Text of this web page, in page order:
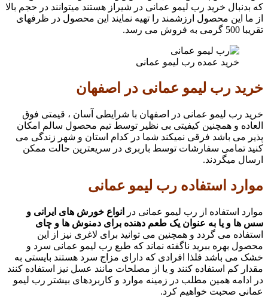
که بدنبال خرید رب لیمو عمانی در شیراز هستند میتوانند در حجم بالا
از ما این محصول ارزشمند را تهیه نمایند این محصول در ظرفهای
تقریبا 500 گرمی به فروش می رسد.
خرید عمده رب لیمو عمانی
خرید رب لیمو عمانی در اصفهان
خرید رب لیمو عمانی در اصفهان با شرایطی آسان ، قیمتی فوق
العاده و همچنین کیفیتی بی نظیر توسط تیم محصول سالم امکان
پذیر می باشد فرقی نمیکند شما در کدام استان و شهر زندگی می
کنید تمامی سفارشات توسط باربری در سریعترین حالت ممکن
ارسال میگردند.
موارد استفاده رب لیمو عمانی
موارد استفاده از رب لیمو عمانی در
انواع خورش های ایرانی و
سس ها و یا به عنوان یک طعم دهنده برای دمنوش ها و چای
استفاده می گردد و همچنین می توانید برای لاغری نیز از این
محصول بهره ببرید ناگفته نماند که طبع رب لیمو عمانی سرد و
خشک می باشد فلذا افرادی که دارای مزاج سرد هستند بایستی به
مقدار کم استفاده کنند و یا از مصلحات مانند عسل نیز استفاده کنند
در ادامه همین مطلب در زمینه موارد و کاربردهای بیشتر رب لیمو
عمانی صحبت خواهیم کرد.